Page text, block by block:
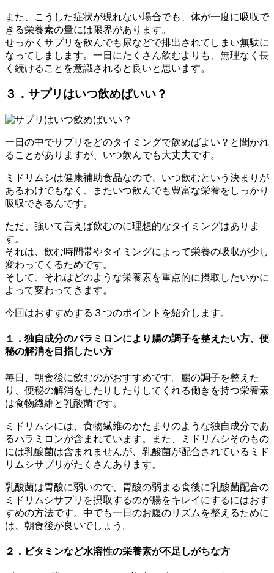
また、こうした症状が現れない場合でも、体が一度に吸収で
きる栄養素の量には限界があります。
せっかくサプリを飲んでも尿などで排出されてしまい無駄に
なってしまします。一日にたくさん飲むよりも、無理なく長
く続けることを意識されると良いと思います。
３．サプリはいつ飲めばいい？
一日の中でサプリをどのタイミングで飲めばよい？と聞かれ
ることがありますが、いつ飲んでも大丈夫です。
ミドリムシは健康補助食品なので、いつ飲むという決まりが
あるわけでもなく、またいつ飲んでも豊富な栄養をしっかり
吸収できるんです。
ただ、強いて言えば飲むのに理想的なタイミングはありま
す。
それは、飲む時間帯やタイミングによって栄養の吸収が少し
変わってくるためです。
そして、それはどのような栄養素を重点的に摂取したいかに
よって変わってきます。
今回はおすすめする３つのポイントを紹介します。
１．独自成分のパラミロンにより腸の調子を整えたい方、便
秘の解消を目指したい方
毎日、朝食後に飲むのがおすすめです。腸の調子を整えた
り、便秘の解消をしたりしたりしてくれる働きを持つ栄養素
は食物繊維と乳酸菌です。
ミドリムシには、食物繊維のかたまりのような独自成分であ
るパラミロンが含まれています。また、ミドリムシそのもの
には乳酸菌は含まれませんが、乳酸菌が配合されているミド
リムシサプリがたくさんあります。
乳酸菌は胃酸に弱いので、胃酸の弱まる食後に乳酸菌配合の
ミドリムシサプリを摂取するのが腸をキレイにするにはおす
すめの方法です。中でも一日のお腹のリズムを整えるために
は、朝食後が良いでしょう。
２．ビタミンなど水溶性の栄養素が不足しがちな方